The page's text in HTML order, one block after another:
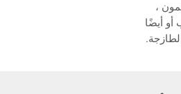
،
أو أيضًا